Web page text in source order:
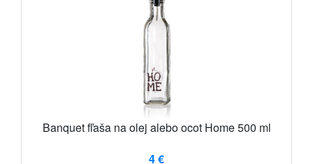
Banquet fľaša na olej alebo ocot Home 500 ml
4 €